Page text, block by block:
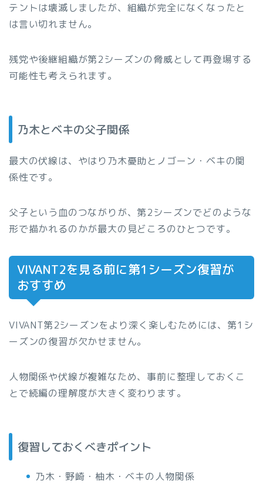
テントは壊滅しましたが、組織が完全になくなったと
は言い切れません。
残党や後継組織が第2シーズンの脅威として再登場する
可能性も考えられます。
乃木とベキの父子関係
最大の伏線は、やはり乃木憂助とノゴーン・ベキの関
係性です。
父子という血のつながりが、第2シーズンでどのような
形で描かれるのかが最大の見どころのひとつです。
VIVANT2を見る前に第1シーズン復習が
おすすめ
VIVANT第2シーズンをより深く楽しむためには、第1シ
ーズンの復習が欠かせません。
人物関係や伏線が複雑なため、事前に整理しておくこ
とで続編の理解度が大きく変わります。
復習しておくべきポイント
乃木・野崎・柚木・ベキの人物関係